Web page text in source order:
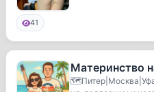
41
Материнство